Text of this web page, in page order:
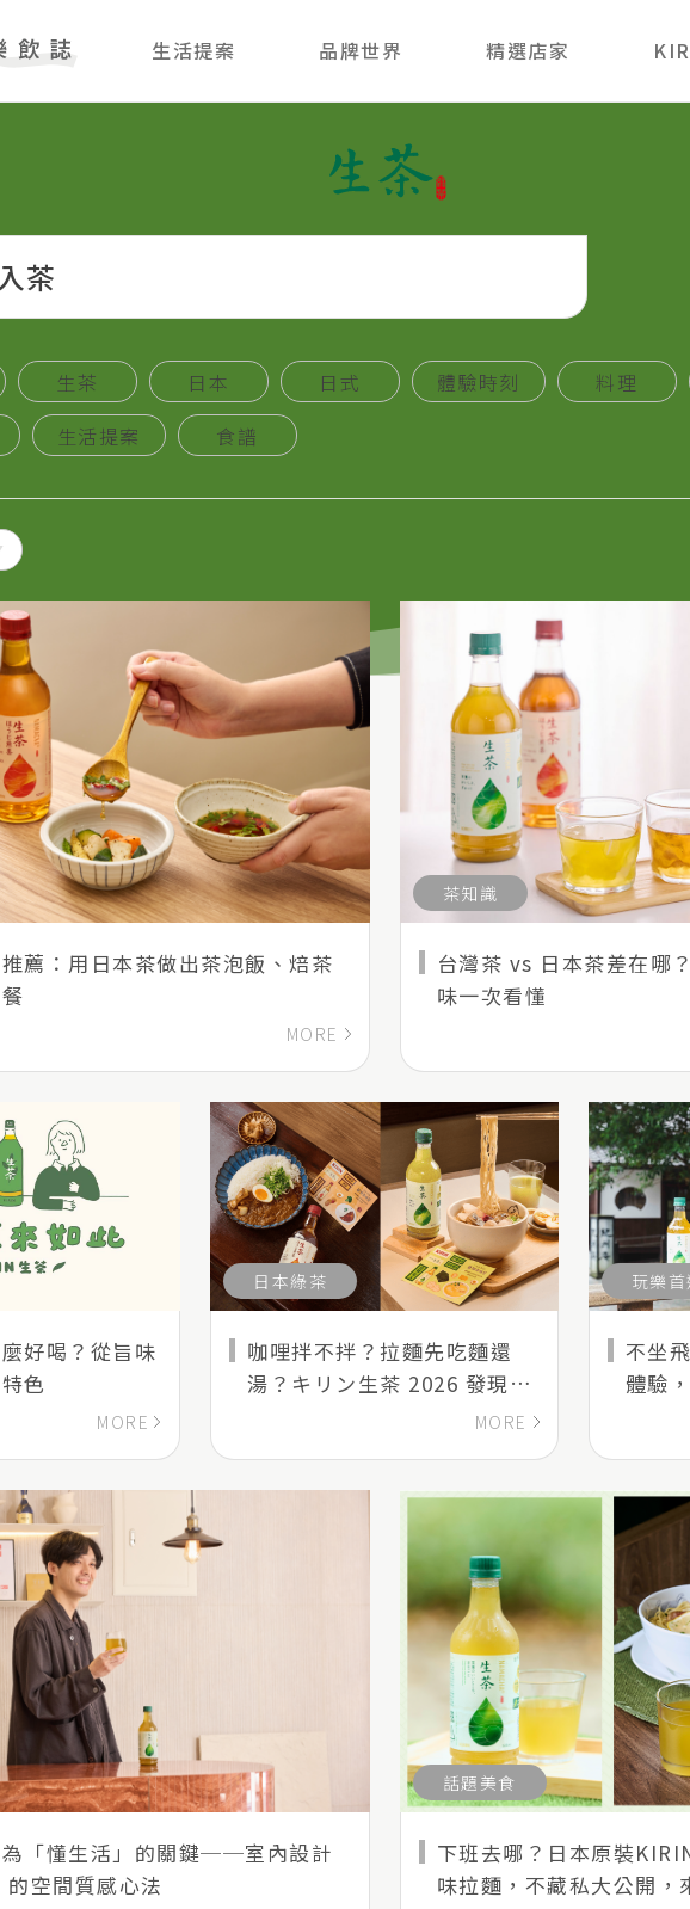
生活提案 品牌世界 精選店家
茶
生茶 日本 日式 體驗時刻 料理
生活提案 食譜
薦：用日本茶做出茶泡飯、焙茶
MORE
茶知識
台灣茶 vs 日本茶差在哪
味一次看懂
好喝？從旨味
色
MORE
日本綠茶
咖哩拌不拌？拉麵先吃麵還
湯？キリン生茶 2026 發現美
味祭 吃法東西軍正式開戰！
MORE
玩樂首
不坐
體驗
為「懂生活」的關鍵──室內設計
空間質感心法
話題美食
下班去哪？日本原裝
味拉麵，不藏私大公開，